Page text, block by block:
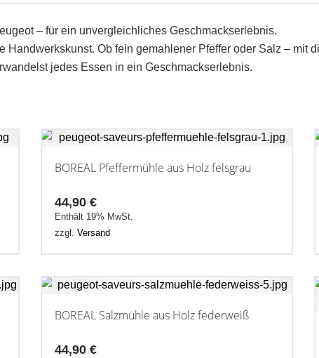
– für ein unvergleichliches Geschmackserlebnis.
Ob fein gemahlener Pfeffer oder Salz – mit
jedes Essen in ein Geschmackserlebnis.
BOREAL Pfeffermühle aus Holz felsgrau
44,90 €
Enthält 19% MwSt.
zzgl. Versand
BOREAL Salzmühle aus Holz federweiß
44,90 €